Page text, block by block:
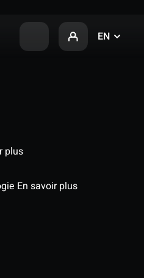
EN
plus
En savoir plus